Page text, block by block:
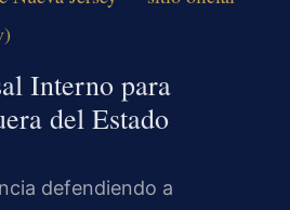
Interno para
del Estado
defendiendo a